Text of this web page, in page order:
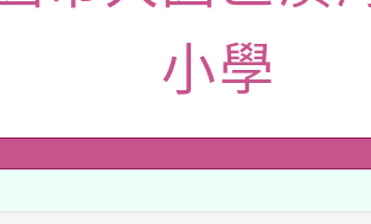
市孔廟祈福系列
慧啟航」
年桃園地景藝術
115學年度第2次
選結果公告(無人
運動共學行動站研
小學